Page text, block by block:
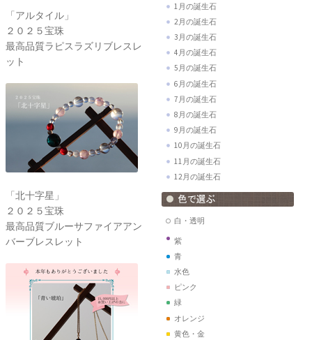
「アルタイル」
２０２５宝珠
最高品質ラピスラズリブレスレ
ット
「北十字星」
２０２５宝珠
最高品質ブルーサファイアアン
バーブレスレット
1月の誕生石
2月の誕生石
3月の誕生石
4月の誕生石
5月の誕生石
6月の誕生石
7月の誕生石
8月の誕生石
9月の誕生石
10月の誕生石
11月の誕生石
12月の誕生石
白・透明
紫
青
水色
ピンク
緑
オレンジ
黄色・金